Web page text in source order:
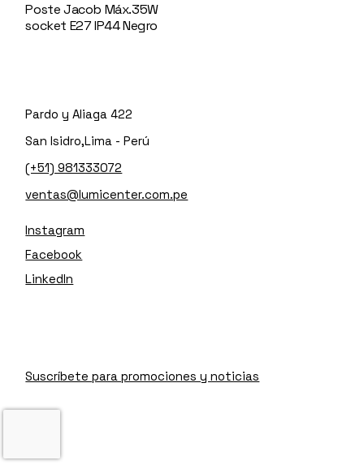
Poste Jacob Máx.35W
socket E27 IP44 Negro
Pardo y Aliaga 422
San Isidro,Lima - Perú
(+51) 981333072
ventas@lumicenter.com.pe
Instagram
Facebook
LinkedIn
Suscríbete para promociones y noticias